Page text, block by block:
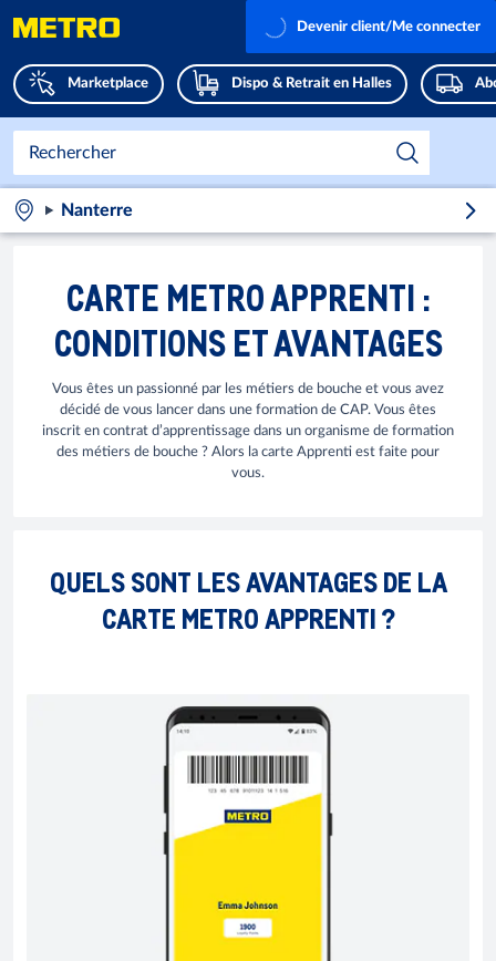
Marketplace Dispo & Retrait en Halles
Devenir client/Me connecter
Nanterre
CARTE METRO APPRENTI :
CONDITIONS ET AVANTAGES
Vous êtes un passionné par les métiers de bouche et vous avez
décidé de vous lancer dans une formation de CAP. Vous êtes
inscrit en contrat d’apprentissage dans un organisme de formation
des métiers de bouche ? Alors la carte Apprenti est faite pour
vous.
QUELS SONT LES AVANTAGES DE LA
CARTE METRO APPRENTI ?